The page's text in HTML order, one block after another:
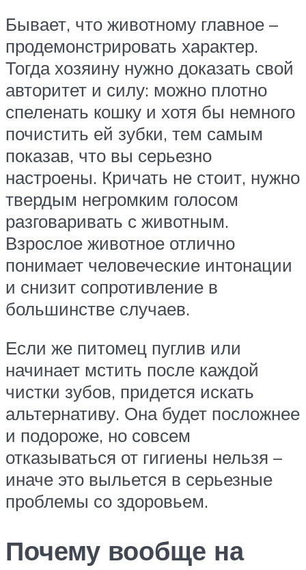
Бывает, что животному главное –
продемонстрировать характер.
Тогда хозяину нужно доказать свой
авторитет и силу: можно плотно
спеленать кошку и хотя бы немного
почистить ей зубки, тем самым
показав, что вы серьезно
настроены. Кричать не стоит, нужно
твердым негромким голосом
разговаривать с животным.
Взрослое животное отлично
понимает человеческие интонации
и снизит сопротивление в
большинстве случаев.
Если же питомец пуглив или
начинает мстить после каждой
чистки зубов, придется искать
альтернативу. Она будет посложнее
и подороже, но совсем
отказываться от гигиены нельзя –
иначе это выльется в серьезные
проблемы со здоровьем.
Почему вообще на